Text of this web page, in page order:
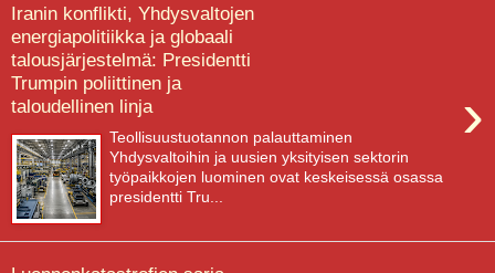
Iranin konflikti, Yhdysvaltojen
energiapolitiikka ja globaali
talousjärjestelmä: Presidentti
Trumpin poliittinen ja
taloudellinen linja
›
Teollisuustuotannon palauttaminen
Yhdysvaltoihin ja uusien yksityisen sektorin
työpaikkojen luominen ovat keskeisessä osassa
presidentti Tru...